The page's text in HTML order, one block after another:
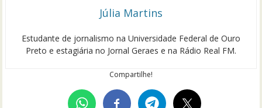
Júlia Martins
Estudante de jornalismo na Universidade Federal de Ouro
Preto e estagiária no Jornal Geraes e na Rádio Real FM.
Compartilhe!